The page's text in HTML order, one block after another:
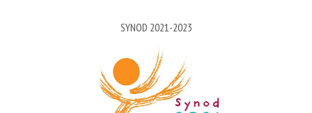
SYNOD 2021-2023